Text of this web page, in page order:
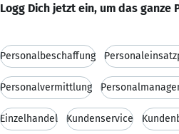
Logg Dich jetzt ein, um das ganze
Personalbeschaffung
Personalvermittlung
Einzelhandel Kundenservice